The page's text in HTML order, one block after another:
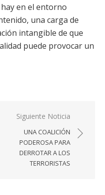
en el entorno
una carga de
intangible de que
puede provocar un
Siguiente Noticia
UNA COALICIÓN
PODEROSA PARA
DERROTAR A LOS
TERRORISTAS